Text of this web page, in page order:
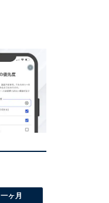
一ヶ月